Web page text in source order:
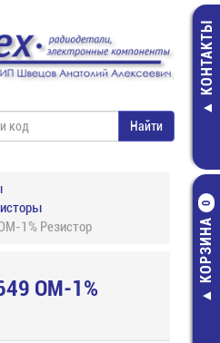
КОНТАКТЫ
КОРЗИНА
0
1% Резистор
ОМ-1%